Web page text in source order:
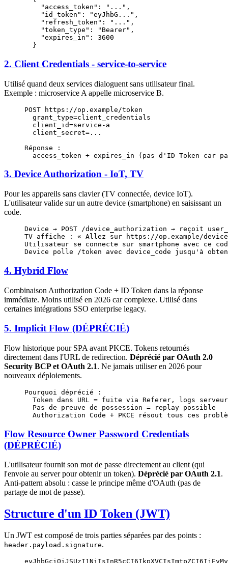
    "access_token": "...",
    "id_token": "eyJhbG...",
    "refresh_token": "...",
    "token_type": "Bearer",
    "expires_in": 3600
  }
2. Client Credentials - service-to-service
Utilisé quand deux services dialoguent sans utilisateur final.
Exemple : microservice A appelle microservice B.
POST https://op.example/token
  grant_type=client_credentials
  client_id=service-a
  client_secret=...
Réponse :
access_token + expires_in (pas d'ID Token car
3. Device Authorization - IoT, TV
Pour les appareils sans clavier (TV connectée, device IoT).
L'utilisateur valide sur un autre device (smartphone) en saisissant un
code.
Device → POST /device_authorization → reçoit
TV affiche : « Allez sur https://op.example/device
Utilisateur se connecte sur smartphone avec ce
Device polle /token avec device_code jusqu'à
4. Hybrid Flow
Combinaison Authorization Code + ID Token dans la réponse
immédiate. Moins utilisé en 2026 car complexe. Utilisé dans
certaines intégrations SSO enterprise legacy.
5. Implicit Flow (DÉPRÉCIÉ)
Flow historique pour SPA avant PKCE. Tokens retournés
directement dans l'URL de redirection. Déprécié par OAuth 2.0
Security BCP et OAuth 2.1. Ne jamais utiliser en 2026 pour
nouveaux déploiements.
Pourquoi déprécié :
Token dans URL = fuite via Referer, logs
  Pas de preuve de possession = replay possible
Authorization Code + PKCE résout tous ces
Flow Resource Owner Password Credentials
(DÉPRÉCIÉ)
L'utilisateur fournit son mot de passe directement au client (qui
l'envoie au server pour obtenir un token). Déprécié par OAuth 2.1.
Anti-pattern absolu : casse le principe même d'OAuth (pas de
partage de mot de passe).
Structure d'un ID Token (JWT)
Un JWT est composé de trois parties séparées par des points :
header.payload.signature.